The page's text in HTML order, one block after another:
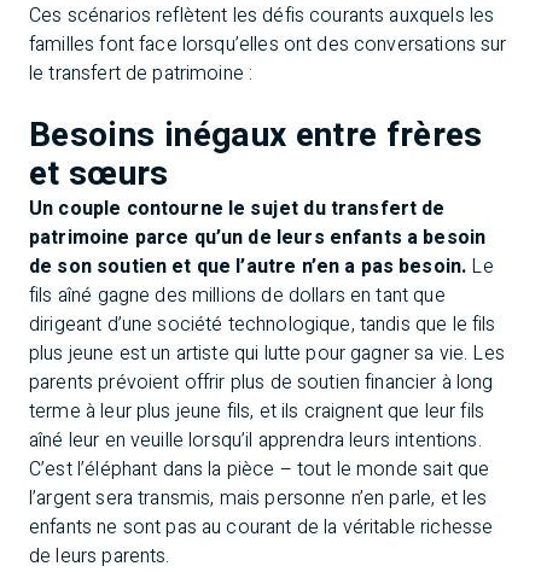
Ces scénarios reflètent les défis courants auxquels les
familles font face lorsqu’elles ont des conversations sur
le transfert de patrimoine :
Besoins inégaux entre frères
et sœurs
Un couple contourne le sujet du transfert de
patrimoine parce qu’un de leurs enfants a besoin
de son soutien et que l’autre n’en a pas besoin. Le
fils aîné gagne des millions de dollars en tant que
dirigeant d’une société technologique, tandis que le fils
plus jeune est un artiste qui lutte pour gagner sa vie. Les
parents prévoient offrir plus de soutien financier à long
terme à leur plus jeune fils, et ils craignent que leur fils
aîné leur en veuille lorsqu’il apprendra leurs intentions.
C’est l’éléphant dans la pièce – tout le monde sait que
l’argent sera transmis, mais personne n’en parle, et les
enfants ne sont pas au courant de la véritable richesse
de leurs parents.